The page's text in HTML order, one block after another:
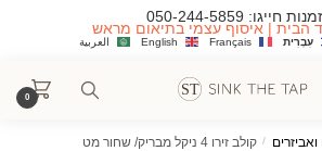
חייגו: 050-244-5859
הבית | איסוף עצמי בתיאום מראש
العربية English Français עִבְרִית
0
/ קולב זירו 4 ניקל מבריק/ שחור מט